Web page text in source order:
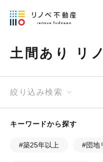
土間あり リ
絞り込み検索
キーワードから探す
#築25年以上 #団地